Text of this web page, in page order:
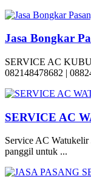
Jasa Bongkar
SERVICE AC
082148478682 |
SERVICE AC
Service AC Watukelir
panggil untuk ...